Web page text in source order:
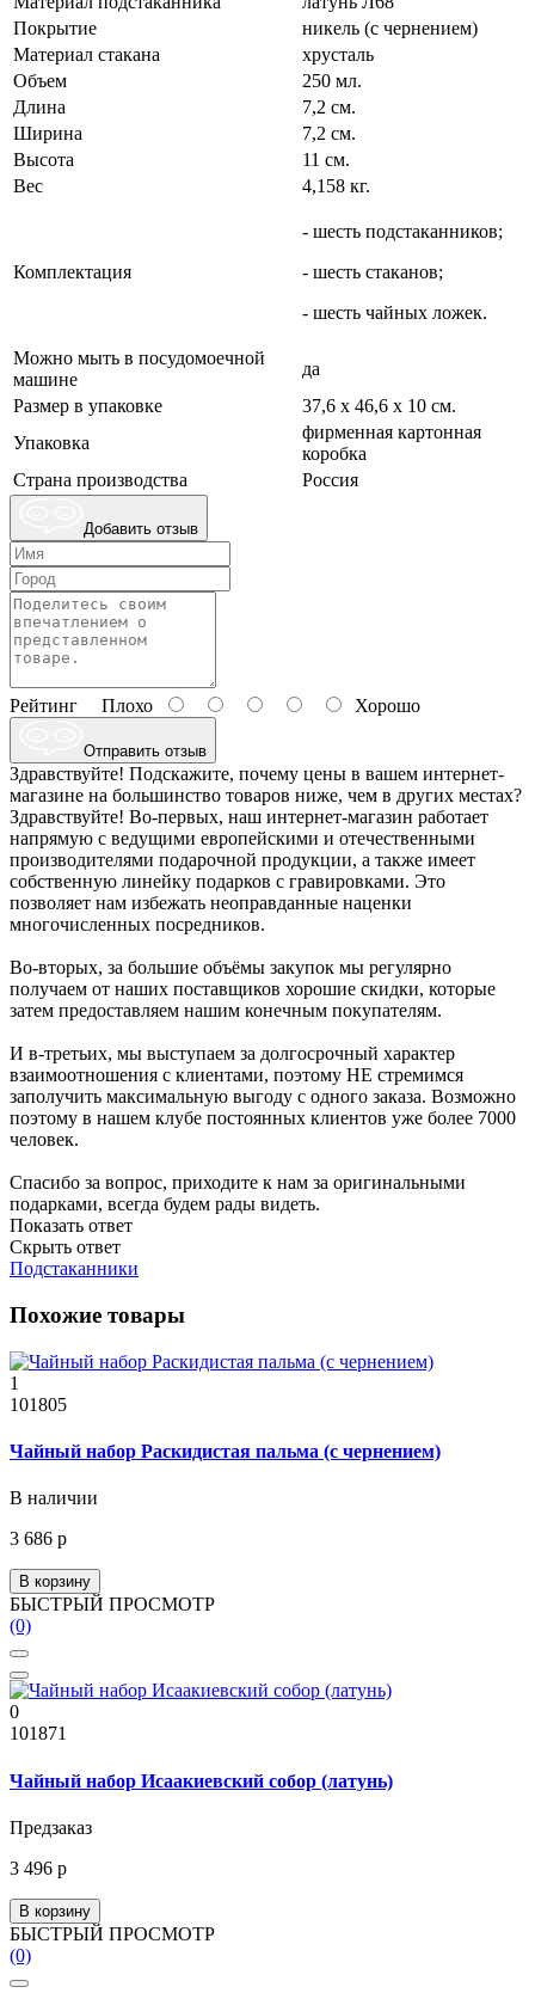
Покрытие
никель (с чернением)
Материал стакана
хрусталь
Объем
250 мл.
Длина
7,2 см.
Ширина
7,2 см.
Высота
11 см.
Вес
4,158 кг.
Комплектация
- шесть подстаканников;
- шесть стаканов;
- шесть чайных ложек.
Можно мыть в посудомоечной
машине
да
Размер в упаковке
37,6 х 46,6 х 10 см.
Упаковка
фирменная картонная
коробка
Страна производства
Россия
Добавить отзыв
Рейтинг Плохо Хорошо
Отправить отзыв
Здравствуйте! Подскажите, почему цены в вашем интернет-
магазине на большинство товаров ниже, чем в других местах?
Здравствуйте! Во-первых, наш интернет-магазин работает
напрямую с ведущими европейскими и отечественными
производителями подарочной продукции, а также имеет
собственную линейку подарков с гравировками. Это
позволяет нам избежать неоправданные наценки
многочисленных посредников.
Во-вторых, за большие объёмы закупок мы регулярно
получаем от наших поставщиков хорошие скидки, которые
затем предоставляем нашим конечным покупателям.
И в-третьих, мы выступаем за долгосрочный характер
взаимоотношения с клиентами, поэтому НЕ стремимся
заполучить максимальную выгоду с одного заказа. Возможно
поэтому в нашем клубе постоянных клиентов уже более 7000
человек.
Спасибо за вопрос, приходите к нам за оригинальными
подарками, всегда будем рады видеть.
Показать ответ
Скрыть ответ
Подстаканники
Похожие товары
1
101805
Чайный набор Раскидистая пальма (с чернением)
В наличии
3 686 р
В корзину
БЫСТРЫЙ ПРОСМОТР
(0)
0
101871
Чайный набор Исаакиевский собор (латунь)
Предзаказ
3 496 р
В корзину
БЫСТРЫЙ ПРОСМОТР
(0)